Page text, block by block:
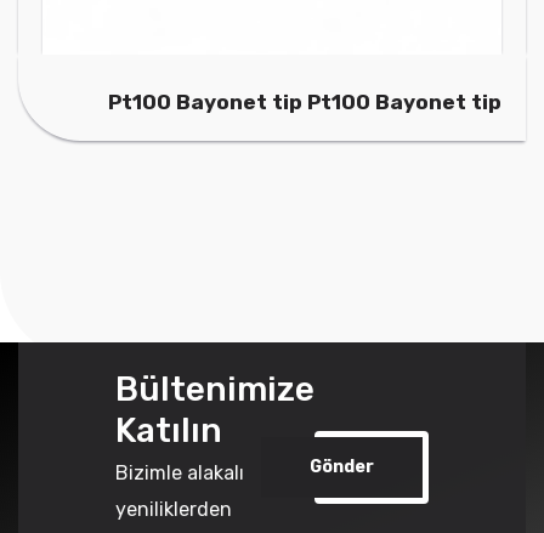
Pt100 Bayonet tip Pt100 Bayonet tip
Bültenimize
Katılın
Bizimle alakalı
yeniliklerden
Gönder